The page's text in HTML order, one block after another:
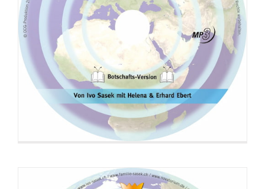
CD: Apostolisch Beten (Liedversion)